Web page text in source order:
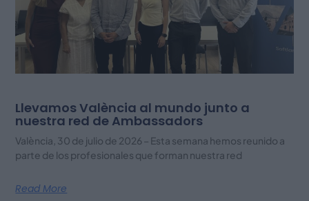
Llevamos València al mundo junto a
nuestra red de Ambassadors
València, 30 de julio de 2026 – Esta semana hemos reunido a
parte de los profesionales que forman nuestra red
Read More